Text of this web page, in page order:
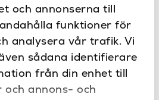
och annonserna till
funktioner för
analysera vår trafik. Vi
sådana identifierare
från din enhet till
och annons- och